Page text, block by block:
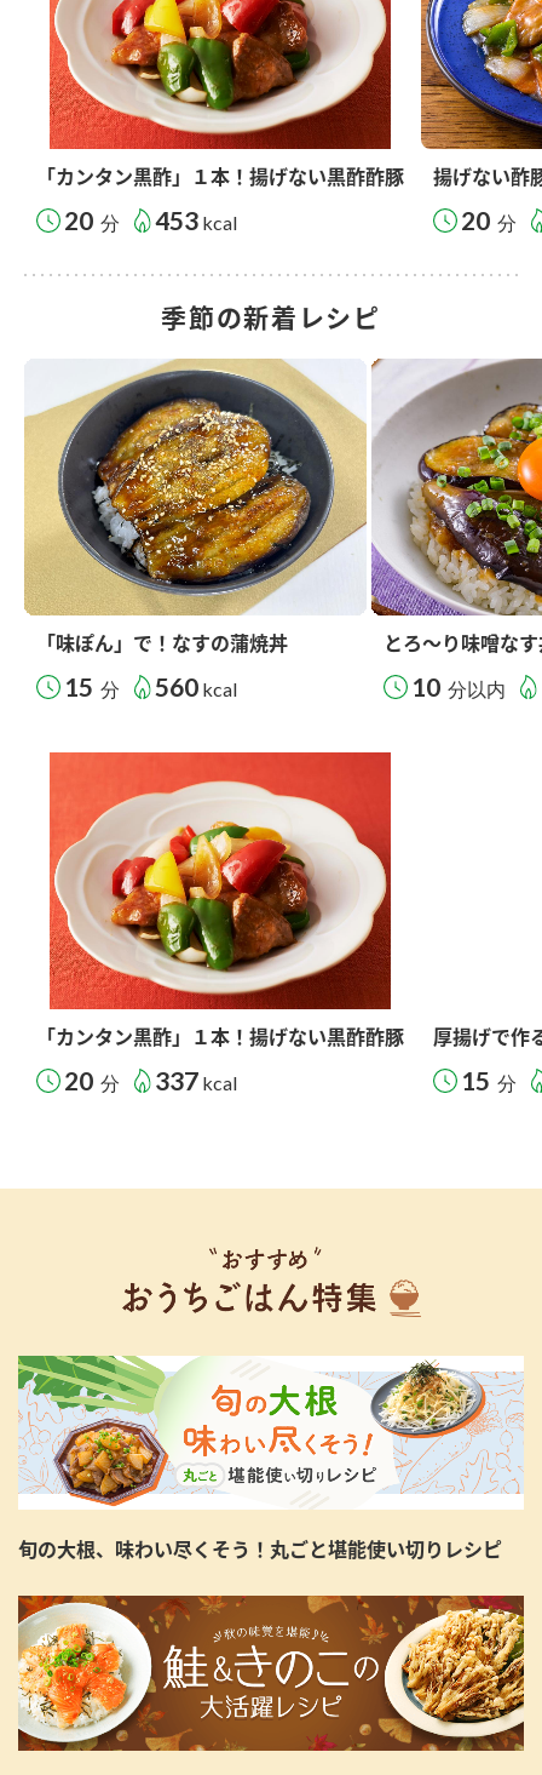
「カンタン黒酢」１本！揚げない黒酢酢豚
20 分 453 kcal
揚げない酢
20 分
季節の新着レシピ
「味ぽん」で！なすの蒲焼丼
15 分 560 kcal
とろ～り味噌な
10 分以内
「カンタン黒酢」１本！揚げない黒酢酢豚
20 分 337 kcal
厚揚げで作
15 分
旬の大根、味わい尽くそう！丸ごと堪能使い切りレシピ